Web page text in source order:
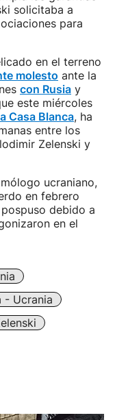
solicitaba a
para
en el terreno
molesto ante la
con Rusia y
este miércoles
Casa Blanca, ha
entre los
Zelenski y
ucraniano,
en febrero
debido a
en el
- Ucrania